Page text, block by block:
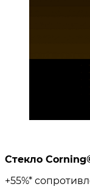
Стекло
+55%*